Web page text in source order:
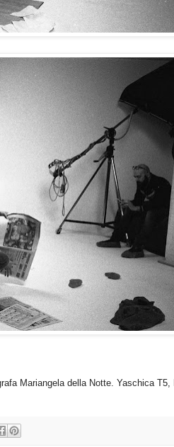
Mariangela della Notte. Yaschica T5, Il